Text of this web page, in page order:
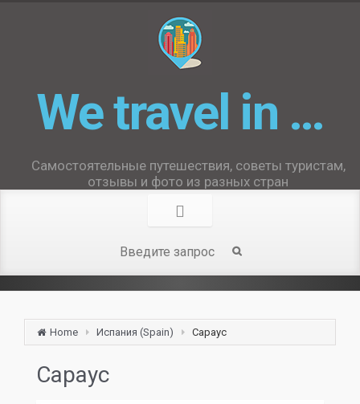
We travel in …
Самостоятельные путешествия, советы туристам,
отзывы и фото из разных стран
Home Испания (Spain) Сараус
Сараус